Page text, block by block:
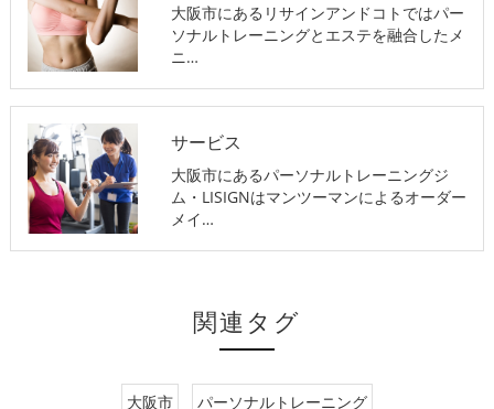
大阪市にあるリサインアンドコトではパー
ソナルトレーニングとエステを融合したメ
ニ…
サービス
大阪市にあるパーソナルトレーニングジ
ム・LISIGNはマンツーマンによるオーダー
メイ…
関連タグ
大阪市 パーソナルトレーニング